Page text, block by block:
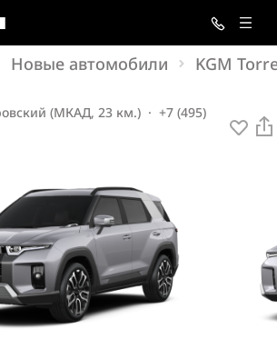
Новые автомобили KGM
(МКАД, 23 км.) · +7 (495)